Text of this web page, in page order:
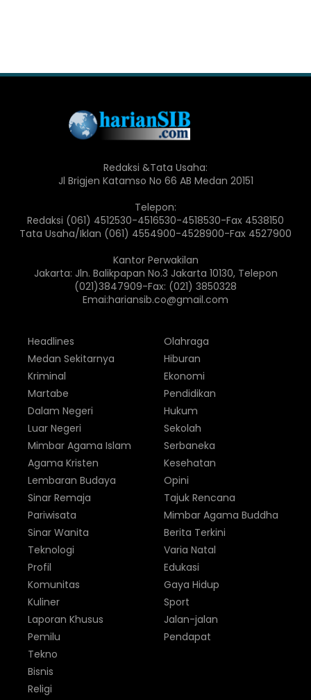
Redaksi &Tata Usaha:
Jl Brigjen Katamso No 66 AB Medan 20151
Telepon:
Redaksi (061) 4512530-4516530-4518530-Fax 4538150
Tata Usaha/Iklan (061) 4554900-4528900-Fax 4527900
Kantor Perwakilan
Jakarta: Jln. Balikpapan No.3 Jakarta 10130, Telepon
(021)3847909-Fax: (021) 3850328
Emai:hariansib.co@gmail.com
Headlines
Medan Sekitarnya
Kriminal
Martabe
Dalam Negeri
Luar Negeri
Olahraga
Hiburan
Ekonomi
Pendidikan
Hukum
Sekolah
Mimbar Agama Islam
Agama Kristen
Lembaran Budaya
Sinar Remaja
Pariwisata
Sinar Wanita
Serbaneka
Kesehatan
Opini
Tajuk Rencana
Mimbar Agama Buddha
Berita Terkini
Teknologi
Profil
Komunitas
Kuliner
Laporan Khusus
Pemilu
Varia Natal
Edukasi
Gaya Hidup
Sport
Jalan-jalan
Pendapat
Tekno
Bisnis
Religi